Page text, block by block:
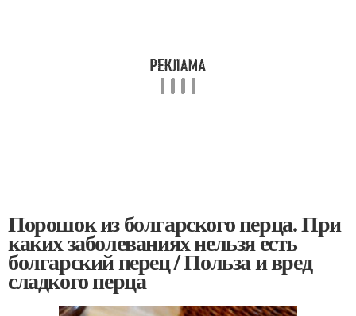
Порошок из болгарского перца. При
каких заболеваниях нельзя есть
болгарский перец / Польза и вред
сладкого перца